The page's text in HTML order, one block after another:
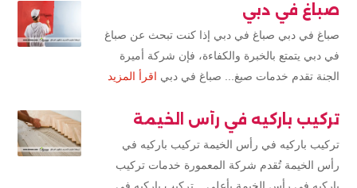
صباغ في دبي
صباغ في دبي صباغ في دبي إذا كنت تبحث عن صباغ
في دبي يتمتع بالخبرة والكفاءة، فإن شركة أميرة
الجنة تقدم خدمات صبغ... صباغ في دبي اقرأ المزيد
تركيب باركيه في رأس الخيمة
تركيب باركيه في رأس الخيمة تركيب باركيه في
رأس الخيمة تُقدم شركة المعمورة خدمات تركيب